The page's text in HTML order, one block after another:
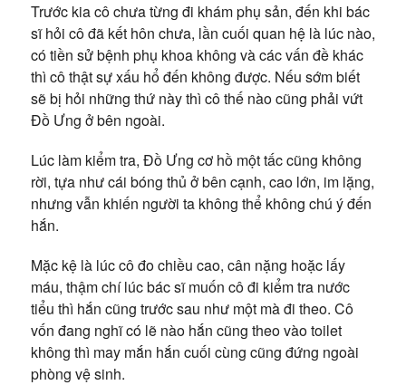
Trước kia cô chưa từng đi khám phụ sản, đến khi bác
sĩ hỏi cô đã kết hôn chưa, lần cuối quan hệ là lúc nào,
có tiền sử bệnh phụ khoa không và các vấn đề khác
thì cô thật sự xấu hổ đến không được. Nếu sớm biết
sẽ bị hỏi những thứ này thì cô thế nào cũng phải vứt
Đồ Ưng ở bên ngoài.
Lúc làm kiểm tra, Đồ Ưng cơ hồ một tấc cũng không
rời, tựa như cái bóng thủ ở bên cạnh, cao lớn, im lặng,
nhưng vẫn khiến người ta không thể không chú ý đến
hắn.
Mặc kệ là lúc cô đo chiều cao, cân nặng hoặc lấy
máu, thậm chí lúc bác sĩ muốn cô đi kiểm tra nước
tiểu thì hắn cũng trước sau như một mà đi theo. Cô
vốn đang nghĩ có lẽ nào hắn cũng theo vào toilet
không thì may mắn hắn cuối cùng cũng đứng ngoài
phòng vệ sinh.